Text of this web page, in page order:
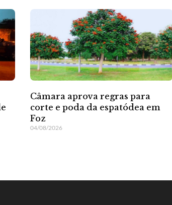
Câmara aprova regras para
corte e poda da espatódea em
Foz
04/08/2026